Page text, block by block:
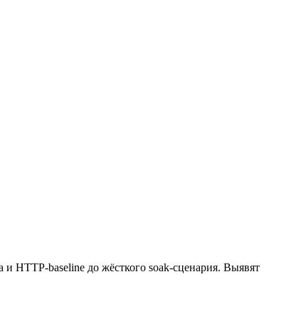
HTTP-baseline до жёсткого soak-сценария. Выявят